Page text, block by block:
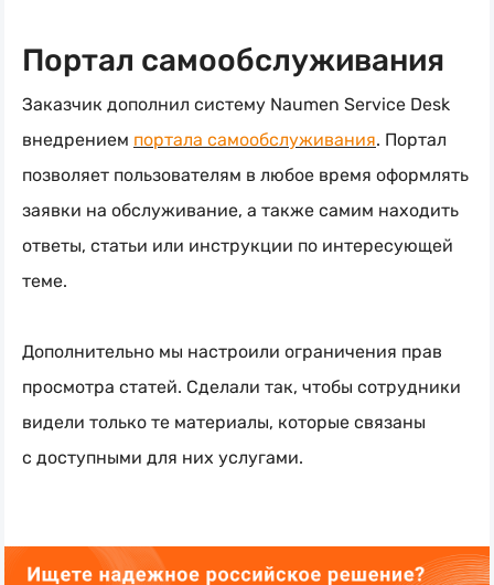
Портал самообслуживания
Заказчик дополнил систему Naumen Service Desk
внедрением портала самообслуживания. Портал
позволяет пользователям в любое время оформлять
заявки на обслуживание, а также самим находить
ответы, статьи или инструкции по интересующей
теме.
Дополнительно мы настроили ограничения прав
просмотра статей. Сделали так, чтобы сотрудники
видели только те материалы, которые связаны
с доступными для них услугами.